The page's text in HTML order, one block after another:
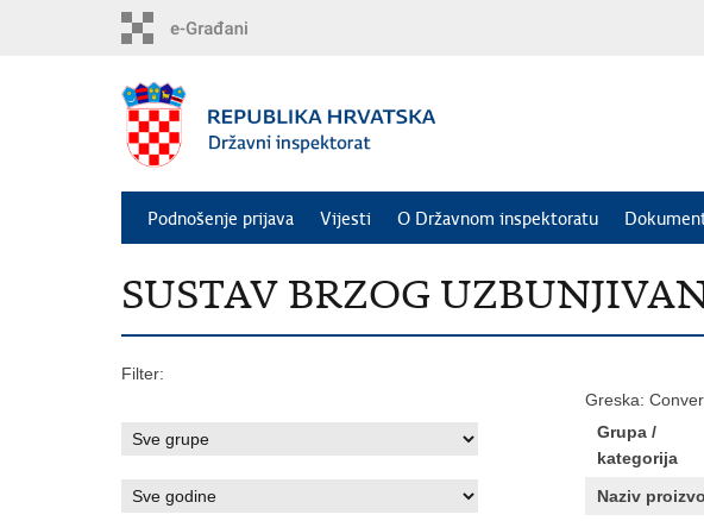
Podnošenje prijava Vijesti O Državnom inspektoratu
SUSTAV BRZOG
Filter:
Greska:
Grupa /
kategorija
Naziv